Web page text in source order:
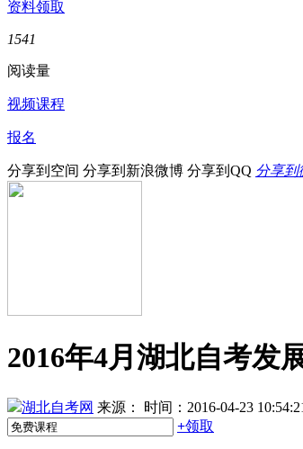
资料领取
1541
阅读量
视频课程
报名
分享到空间 分享到新浪微博 分享到QQ 分享到
2016年4月湖北自考发
湖北自考网 来源：
时间：2016-04-23
+领取